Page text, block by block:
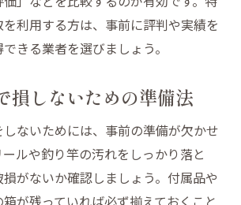
利用する方は、事前に評判や実績を
きる業者を選びましょう。
損しないための準備法
ないためには、事前の準備が欠かせ
ルや釣り竿の汚れをしっかり落と
がないか確認しましょう。付属品や
が残っていれば必ず揃えておくこと